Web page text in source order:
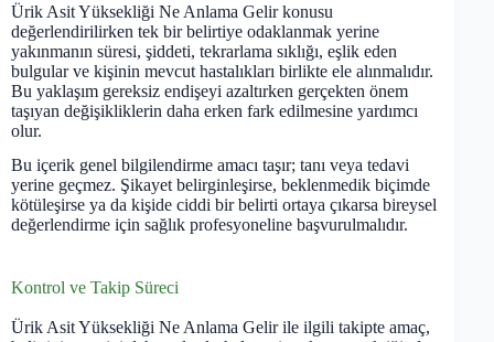
Ürik Asit Yüksekliği Ne Anlama Gelir konusu
değerlendirilirken tek bir belirtiye odaklanmak yerine
yakınmanın süresi, şiddeti, tekrarlama sıklığı, eşlik eden
bulgular ve kişinin mevcut hastalıkları birlikte ele alınmalıdır.
Bu yaklaşım gereksiz endişeyi azaltırken gerçekten önem
taşıyan değişikliklerin daha erken fark edilmesine yardımcı
olur.
Bu içerik genel bilgilendirme amacı taşır; tanı veya tedavi
yerine geçmez. Şikayet belirginleşirse, beklenmedik biçimde
kötüleşirse ya da kişide ciddi bir belirti ortaya çıkarsa bireysel
değerlendirme için sağlık profesyoneline başvurulmalıdır.
Kontrol ve Takip Süreci
Ürik Asit Yüksekliği Ne Anlama Gelir ile ilgili takipte amaç,